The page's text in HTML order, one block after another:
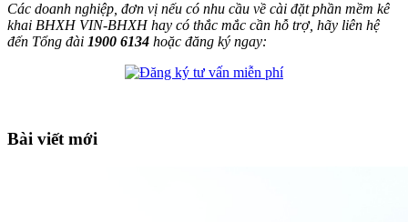
Các doanh nghiệp, đơn vị nếu có nhu cầu về cài đặt phần mềm kê
khai BHXH VIN-BHXH hay có thắc mắc cần hỗ trợ, hãy liên hệ
đến Tổng đài 1900 6134 hoặc đăng ký ngay:
Bài viết mới